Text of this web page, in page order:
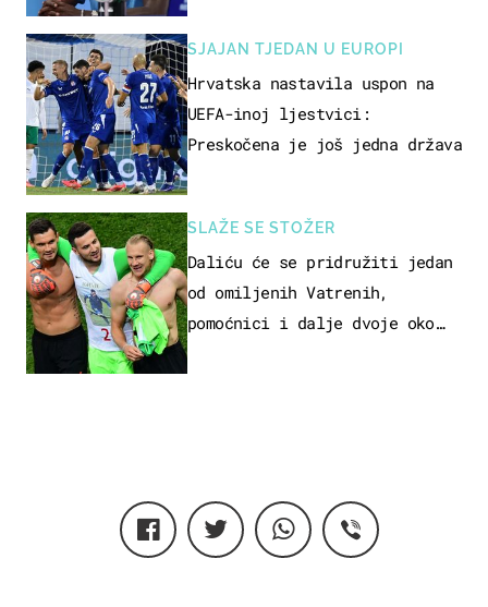
SJAJAN TJEDAN U EUROPI
Hrvatska nastavila uspon na
UEFA-inoj ljestvici:
Preskočena je još jedna država
SLAŽE SE STOŽER
Daliću će se pridružiti jedan
od omiljenih Vatrenih,
pomoćnici i dalje dvoje oko